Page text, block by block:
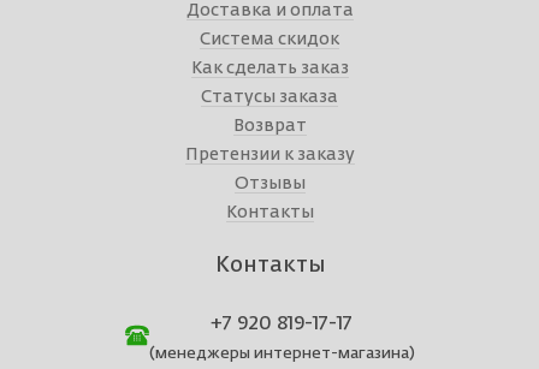
Доставка и оплата
Система скидок
Как сделать заказ
Статусы заказа
Возврат
Претензии к заказу
Отзывы
Контакты
Контакты
+7 920 819-17-17
(менеджеры интернет-магазина)